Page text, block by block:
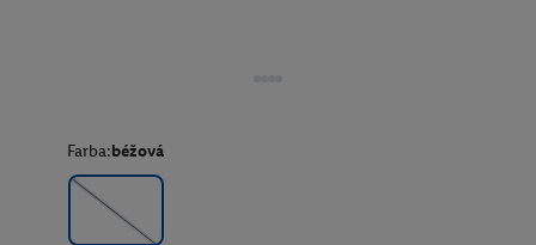
Farba:béžová